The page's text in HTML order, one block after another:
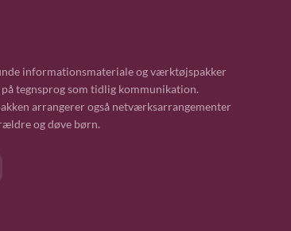
informationsmateriale og værktøjspakker
tegnsprog som tidlig kommunikation.
arrangerer også netværksarrangementer
og døve børn.